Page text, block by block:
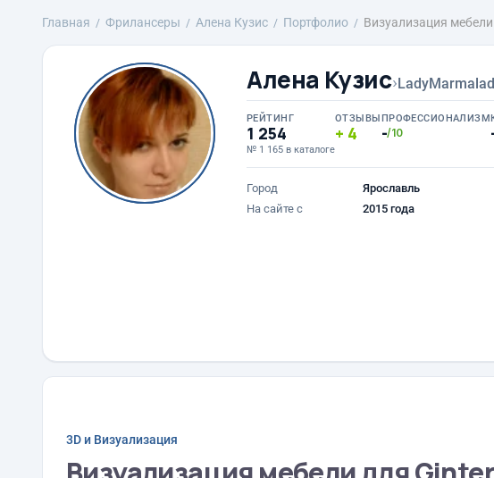
Главная Фрилансеры Алена Кузис Портфолио Визуализация
Алена Кузис›
РЕЙТИНГ
1 254
№ 1 165 в каталоге
ОТЗЫВЫ
4
ПРОФЕССИОНАЛИЗМ
-/10
Город
Ярославль
На сайте с
2015 года
3D и Визуализация